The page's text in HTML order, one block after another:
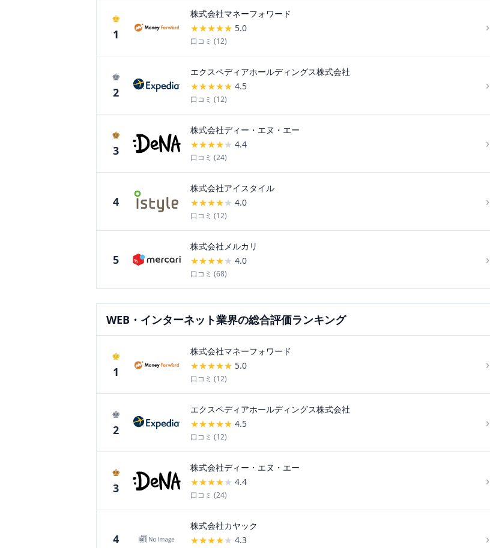
♚
1
株式会社マネーフォワード
★★★★★ 5.0
口コミ (12)
›
♚
2
エクスペディアホールディングス株式会社
★★★★★ 4.5
口コミ (12)
›
♚
3
株式会社ディー・エヌ・エー
★★★★★ 4.4
口コミ (24)
›
4
株式会社アイスタイル
★★★★★ 4.0
口コミ (12)
›
5
株式会社メルカリ
★★★★★ 4.0
口コミ (68)
›
WEB・インターネット業界の総合評価ランキング
♚
1
株式会社マネーフォワード
★★★★★ 5.0
口コミ (12)
›
♚
2
エクスペディアホールディングス株式会社
★★★★★ 4.5
口コミ (12)
›
♚
3
株式会社ディー・エヌ・エー
★★★★★ 4.4
口コミ (24)
›
4
株式会社カヤック
★★★★★ 4.3 ›